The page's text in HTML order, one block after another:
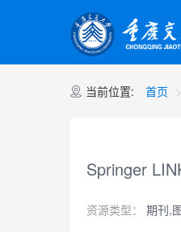
当前位置: 首页
Springer
资源类型： 期刊,